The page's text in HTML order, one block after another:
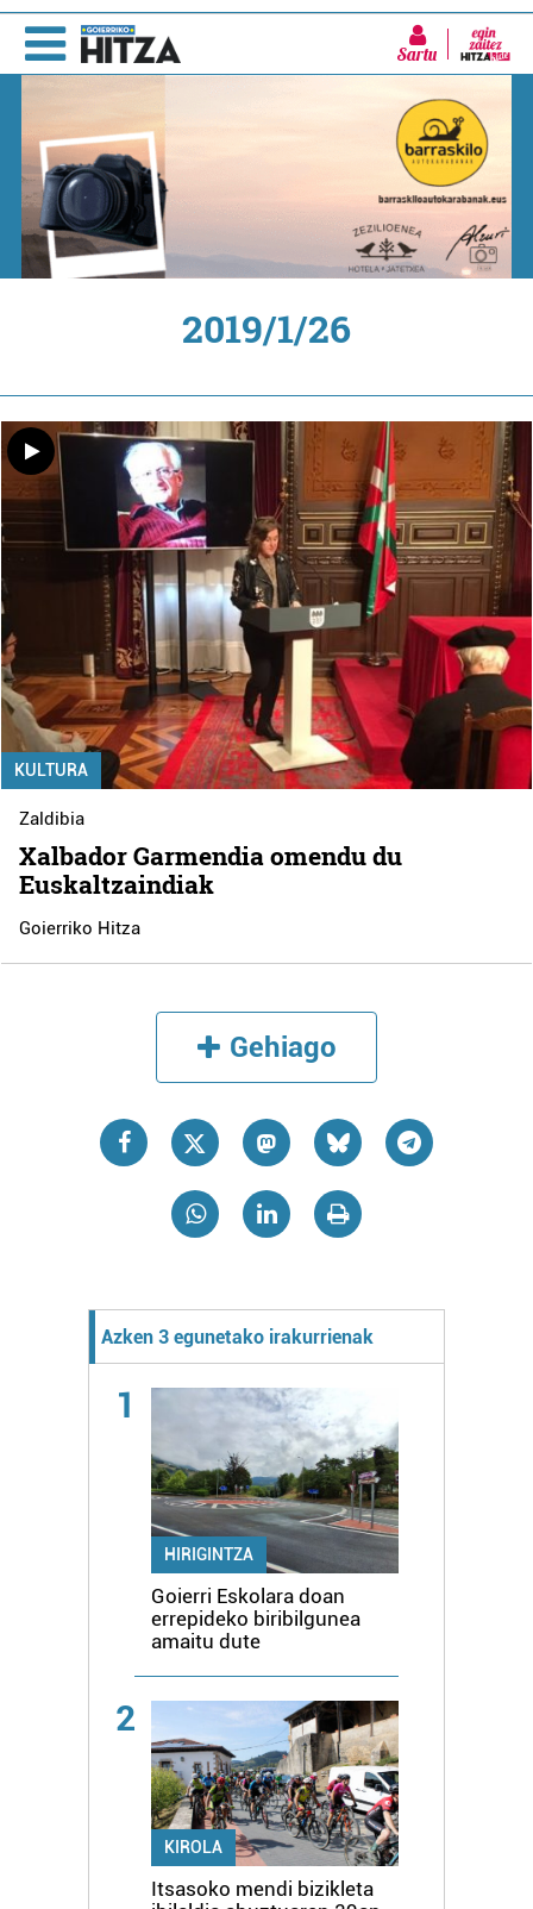
Sartu
2019/1/26
KULTURA
Zaldibia
Xalbador Garmendia omendu du
Euskaltzaindiak
Goierriko Hitza
Gehiago
Azken 3 egunetako irakurrienak
1
HIRIGINTZA
Goierri Eskolara doan
errepideko biribilgunea
amaitu dute
2
KIROLA
Itsasoko mendi bizikleta